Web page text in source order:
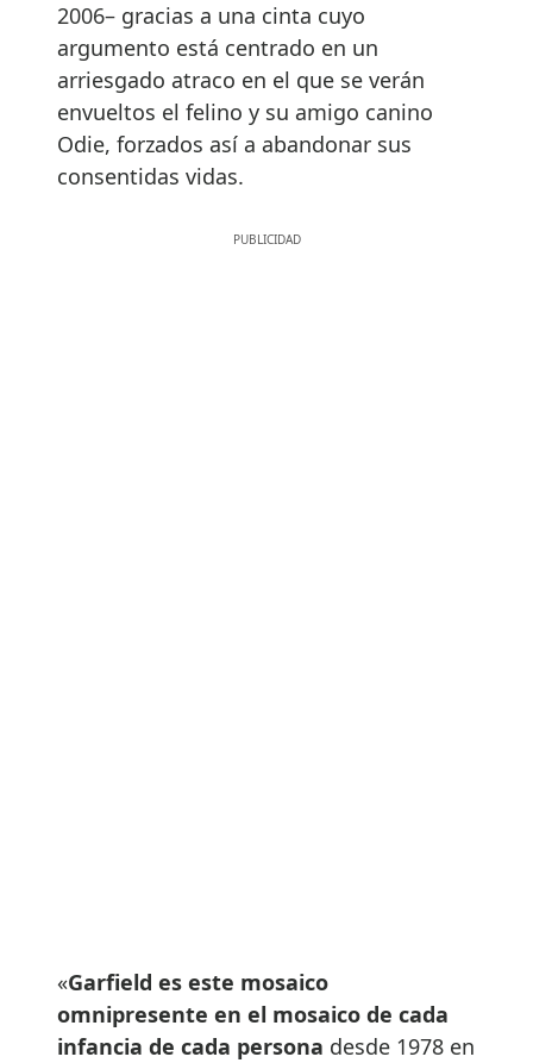
2006– gracias a una cinta cuyo
argumento está centrado en un
arriesgado atraco en el que se verán
envueltos el felino y su amigo canino
Odie, forzados así a abandonar sus
consentidas vidas.
«Garfield es este mosaico
omnipresente en el mosaico de cada
infancia de cada persona desde 1978 en